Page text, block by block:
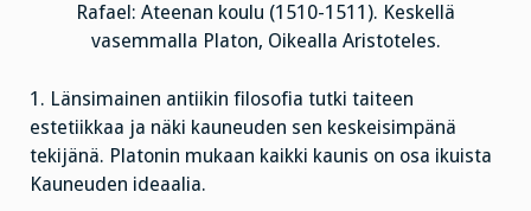
Rafael: Ateenan koulu (1510-1511). Keskellä
vasemmalla Platon, Oikealla Aristoteles.
1. Länsimainen antiikin filosofia tutki taiteen
estetiikkaa ja näki kauneuden sen keskeisimpänä
tekijänä. Platonin mukaan kaikki kaunis on osa ikuista
Kauneuden ideaalia.